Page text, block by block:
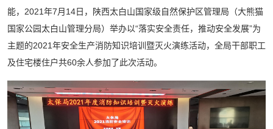
能，2021年7月14日，陕西太白山国家级自然保护区管理局（大熊猫
国家公园太白山管理分局）举办以“落实安全责任，推动安全发展”为
主题的2021年安全生产消防知识培训暨灭火演练活动，全局干部职工
及住宅楼住户共60余人参加了此次活动。